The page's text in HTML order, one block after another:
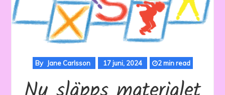
By Jane Carlsson 17 juni, 2024 2 min read